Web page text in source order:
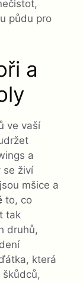
půdu pro
a
ve vaší
a
se živí
mšice a
to, co
tak
druhů,
která
škůdců,